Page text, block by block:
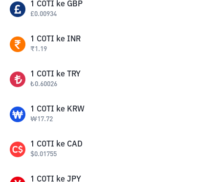
1 COTI ke GBP
£0.00934
1 COTI ke INR
₹1.19
1 COTI ke TRY
₺0.60026
1 COTI ke KRW
₩17.72
1 COTI ke CAD
$0.01755
1 COTI ke JPY